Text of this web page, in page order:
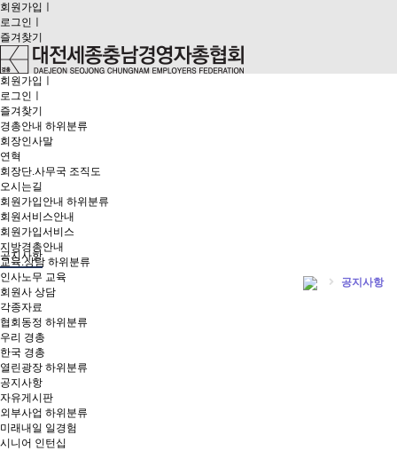
회원가입
로그인
즐겨찾기
회원가입
로그인
즐겨찾기
경총안내 하위분류
회장인사말
연혁
회장단.사무국 조직도
오시는길
회원가입안내 하위분류
회원서비스안내
회원가입서비스
지방경총안내
교육.상담 하위분류
인사노무 교육
회원사 상담
각종자료
협회동정 하위분류
우리 경총
한국 경총
열린광장 하위분류
공지사항
자유게시판
외부사업 하위분류
미래내일 일경험
시니어 인턴십
공지사항
공지사항